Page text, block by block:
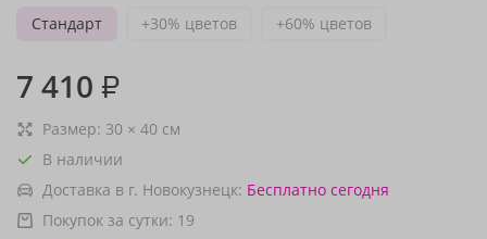
Стандарт
+30% цветов +60% цветов
7 410 ₽
Размер: 30 × 40 см
В наличии
Доставка в г. Новокузнецк: Бесплатно сегодня
Покупок за сутки: 19